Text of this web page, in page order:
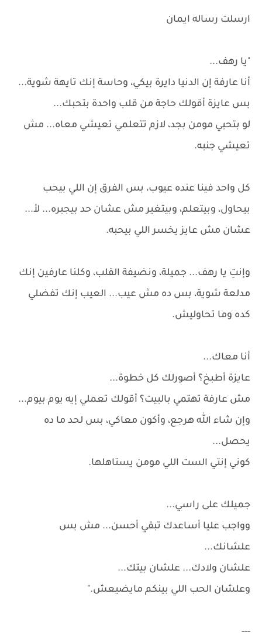
ارسلت رساله ايمان
"يا رهف...
أنا عارفة إن الدنيا دايرة بيكي، وحاسة إنك تايهة شوية...
بس عايزة أقولك حاجة من قلب واحدة بتحبك...
لو بتحبي مومن بجد، لازم تتعلمي تعيشي معاه... مش
تعيشي جنبه.
كل واحد فينا عنده عيوب، بس الفرق إن اللي بيحب
بيحاول، وبيتعلم، وبيتغير مش عشان حد بيجبره... لأ...
عشان مش عايز يخسر اللي بيحبه.
وإنتِ يا رهف... جميلة، ونضيفة القلب، وكلنا عارفين إنك
مدلعة شوية، بس ده مش عيب... العيب إنك تفضلي
كده وما تحاوليش.
أنا معاك...
عايزة أطبخ؟ أصورلك كل خطوة...
مش عارفة تهتمي بالبيت؟ أقولك تعملي إيه يوم بيوم...
وإن شاء الله هرجع، وأكون معاكي، بس لحد ما ده
يحصل...
كوني إنتي الست اللي مومن يستاهلها.
جميلك على راسي...
وواجب عليا أساعدك تبقي أحسن... مش بس
علشانك...
علشان ولادك... علشان بيتك...
وعلشان الحب اللي بينكم مايضيعش."
---